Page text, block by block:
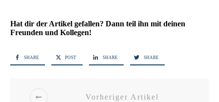
Hat dir der Artikel gefallen? Dann teil ihn mit deinen
Freunden und Kollegen!
SHARE POST SHARE SHARE
Vorheriger Artikel